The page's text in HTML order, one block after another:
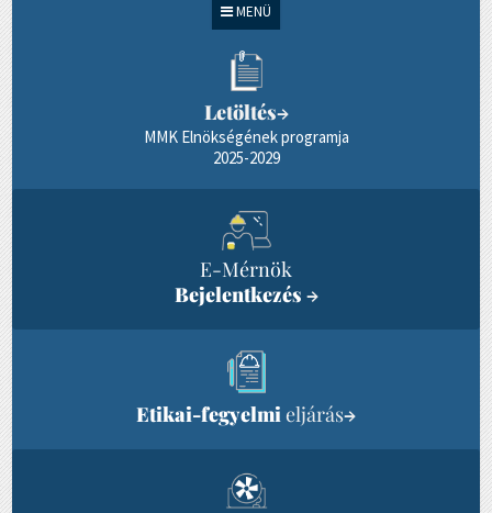
MENÜ
Letöltés→
MMK Elnökségének programja
2025-2029
E-Mérnök
Bejelentkezés →
Etikai-fegyelmieljárás→